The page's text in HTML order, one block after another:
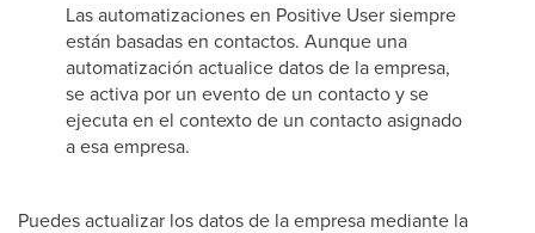
Las automatizaciones en Positive User siempre
están basadas en contactos. Aunque una
automatización actualice datos de la empresa,
se activa por un evento de un contacto y se
ejecuta en el contexto de un contacto asignado
a esa empresa.
Puedes actualizar los datos de la empresa mediante la